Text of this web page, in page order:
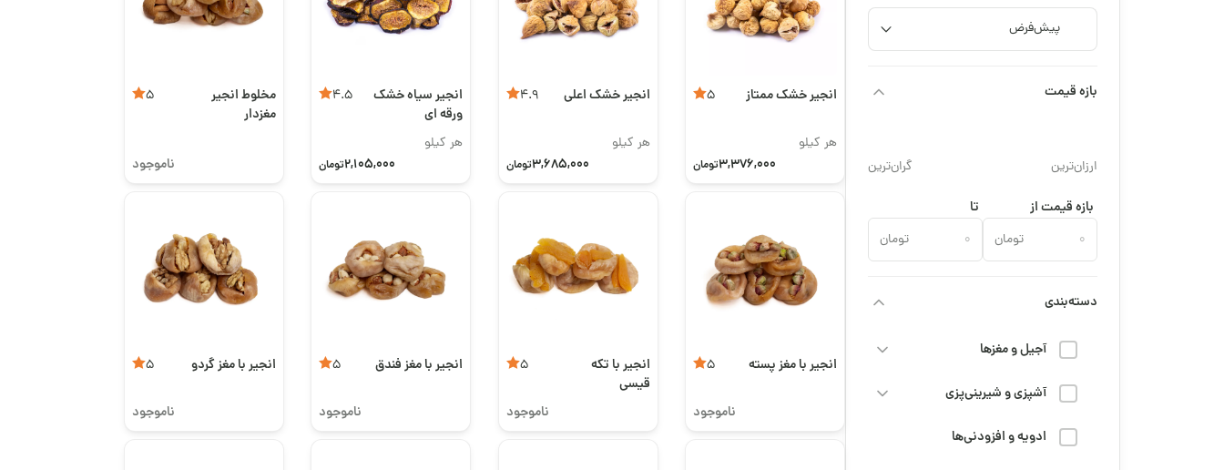
بازه قیمت
ارزان‌ترین گران‌ترین
بازه قیمت از
تومان
تا
تومان
دسته‌بندی
آجیل و مغزها
آشپزی و شیرینی‌پزی
ادویه و افزودنی‌ها
انجیر خشک ممتاز 5
هر کیلو
3,376,000تومان
انجیر خشک اعلی 4.9
هر کیلو
3,685,000تومان
انجیر سیاه خشک
ورقه ای
4.5
هر کیلو
2,105,000تومان
مخلوط انجیر
مغزدار
5
ناموجود
انجیر با مغز پسته 5
ناموجود
انجیر با تکه
قیسی
5
ناموجود
انجیر با مغز فندق 5
ناموجود
انجیر با مغز گردو 5
ناموجود